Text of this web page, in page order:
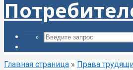
Главная страница » Права